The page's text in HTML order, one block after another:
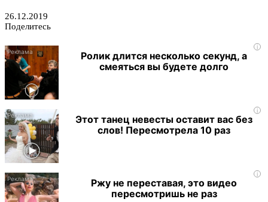
26.12.2019
Поделитесь
i
Ролик длится несколько секунд, а
смеяться вы будете долго
i
Этот танец невесты оставит вас без
слов! Пересмотрела 10 раз
i
Ржу не переставая, это видео
пересмотришь не раз